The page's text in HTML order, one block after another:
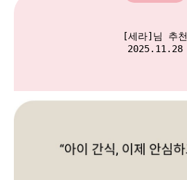
[세라]님 추천
2025.11.28